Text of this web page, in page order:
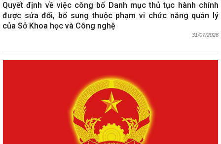
Quyết định về việc công bố Danh mục thủ tục hành chính
được sửa đổi, bổ sung thuộc phạm vi chức năng quản lý
của Sở Khoa học và Công nghệ
31/07/2026